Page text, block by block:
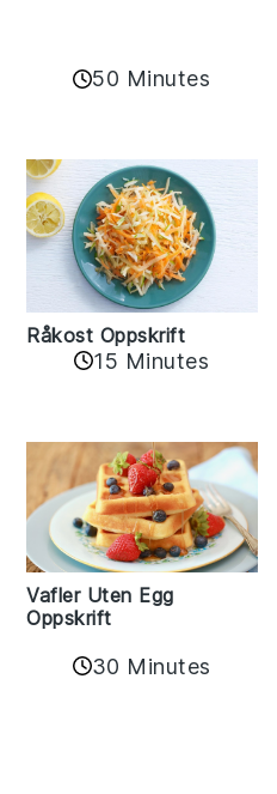
50 Minutes
Råkost Oppskrift
15 Minutes
Vafler Uten Egg
Oppskrift
30 Minutes